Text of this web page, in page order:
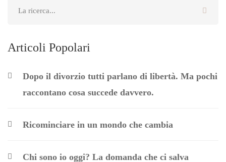
Articoli Popolari
Dopo il divorzio tutti parlano di libertà. Ma pochi
raccontano cosa succede davvero.
Ricominciare in un mondo che cambia
Chi sono io oggi? La domanda che ci salva